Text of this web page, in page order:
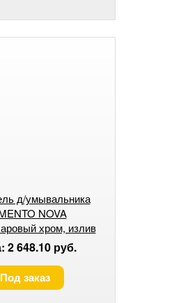
д/умывальника
NOVA
хром, излив
п/шп
2 648.10 руб.
Под заказ